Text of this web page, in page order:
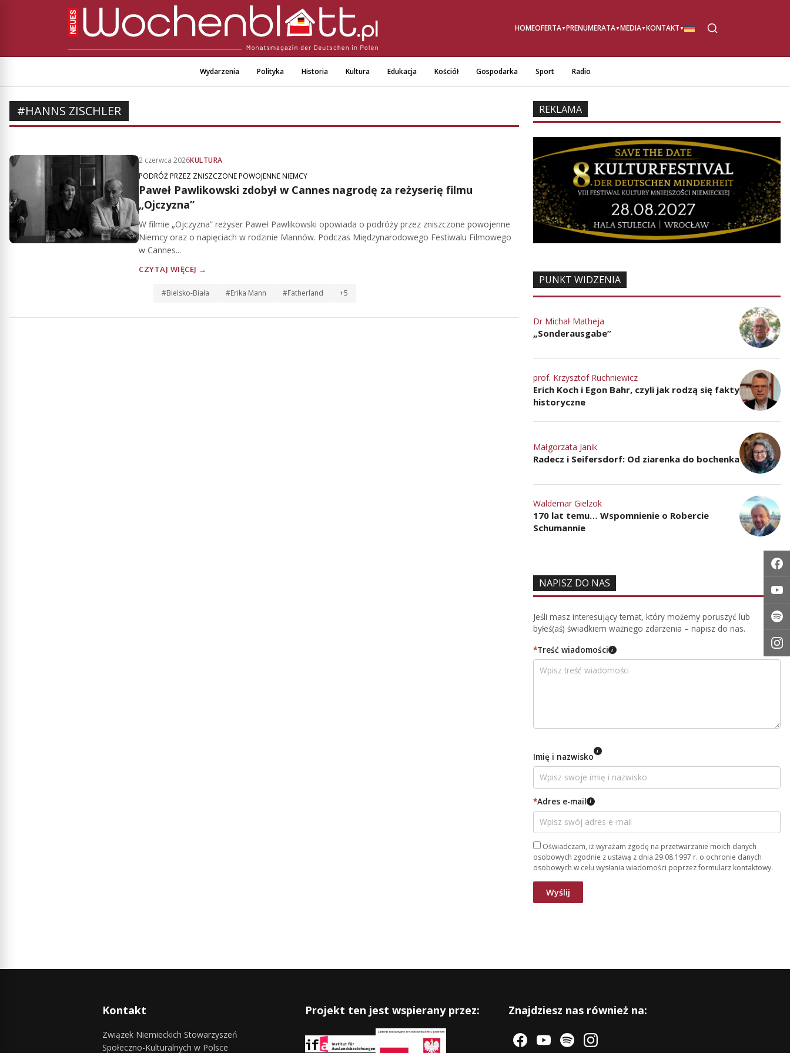
HOMEOFERTA PRENUMERATA MEDIA KONTAKT
Wydarzenia Polityka Historia Kultura Edukacja Kościół Gospodarka Sport Radio
#HANNS ZISCHLER
2 czerwca 2026KULTURA
PODRÓŻ PRZEZ ZNISZCZONE POWOJENNE NIEMCY
Paweł Pawlikowski zdobył w Cannes nagrodę za reżyserię filmu
„Ojczyzna”
W filmie „Ojczyzna” reżyser Paweł Pawlikowski opowiada o podróży przez zniszczone powojenne
Niemcy oraz o napięciach w rodzinie Mannów. Podczas Międzynarodowego Festiwalu Filmowego
w Cannes...
CZYTAJ WIĘCEJ →
#Bielsko-Biała #Erika Mann #Fatherland +5
REKLAMA
PUNKT WIDZENIA
Dr Michał Matheja
„Sonderausgabe”
prof. Krzysztof Ruchniewicz
Erich Koch i Egon Bahr, czyli jak rodzą się fakty
historyczne
Małgorzata Janik
Radecz i Seifersdorf: Od ziarenka do bochenka
Waldemar Gielzok
170 lat temu… Wspomnienie o Robercie
Schumannie
NAPISZ DO NAS
Jeśli masz interesujący temat, który możemy poruszyć lub
byłeś(aś) świadkiem ważnego zdarzenia – napisz do nas.
*Treść wiadomości i
Imię i nazwisko i
*Adres e-mail i
Oświadczam, iż wyrażam zgodę na przetwarzanie moich danych
osobowych zgodnie z ustawą z dnia 29.08.1997 r. o ochronie danych
osobowych w celu wysłania wiadomości poprzez formularz kontaktowy.
Kontakt
Związek Niemieckich Stowarzyszeń
Społeczno-Kulturalnych w Polsce
Projekt ten jest wspierany przez: Znajdziesz nas również na: